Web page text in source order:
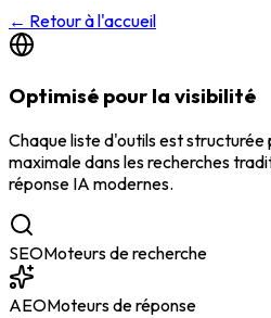
← Retour à l'accueil
Optimisé pour la visibilité
Chaque liste d'outils est
maximale dans les recherches
réponse IA modernes.
SEOMoteurs de recherche
AEOMoteurs de réponse